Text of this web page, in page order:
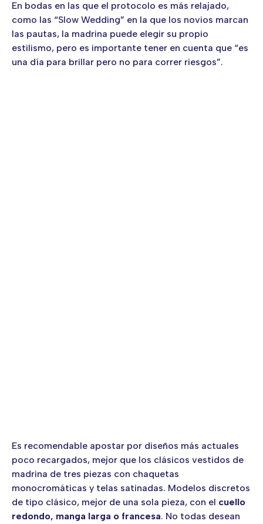
En bodas en las que el protocolo es más relajado,
como las “Slow Wedding” en la que los novios marcan
las pautas, la madrina puede elegir su propio
estilismo, pero es importante tener en cuenta que “es
una día para brillar pero no para correr riesgos”.
Es recomendable apostar por diseños más actuales
poco recargados, mejor que los clásicos vestidos de
madrina de tres piezas con chaquetas
monocromáticas y telas satinadas. Modelos discretos
de tipo clásico, mejor de una sola pieza, con el cuello
redondo, manga larga o francesa. No todas desean